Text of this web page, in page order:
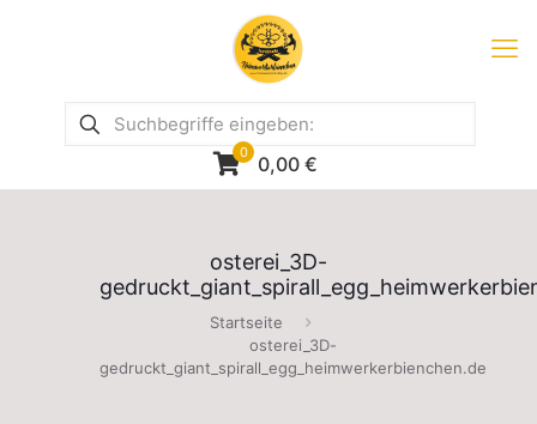
0 0,00 €
osterei_3D-
Startseite
osterei_3D-
gedruckt_giant_spirall_egg_heimwerkerbienchen.de